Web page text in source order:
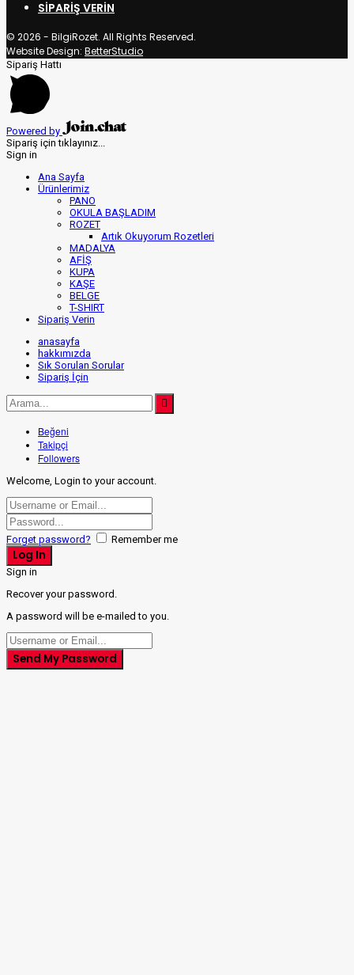
SIPARIŞ VERIN
© 2026 - BilgiRozet. All Rights Reserved.
Website Design: BetterStudio
Sipariş Hattı
Powered by
Sipariş için tıklayınız...
Sign in
Ana Sayfa
Ürünlerimiz
PANO
OKULA BAŞLADIM
ROZET
Artık Okuyorum Rozetleri
MADALYA
AFİŞ
KUPA
KAŞE
BELGE
T-SHIRT
Sipariş Verin
anasayfa
hakkımızda
Sık Sorulan Sorular
Sipariş İçin
Beğeni
Takipçi
Followers
Welcome, Login to your account.
Forget password? Remember me
Sign in
Recover your password.
A password will be e-mailed to you.